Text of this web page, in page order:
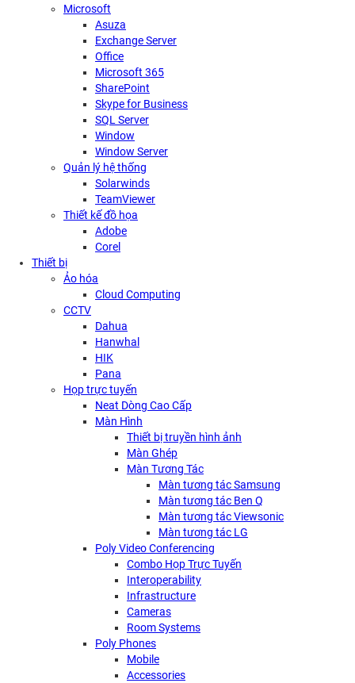
Microsoft
Asuza
Exchange Server
Office
Microsoft 365
SharePoint
Skype for Business
SQL Server
Window
Window Server
Quản lý hệ thống
Solarwinds
TeamViewer
Thiết kế đồ họa
Adobe
Corel
Thiết bị
Ảo hóa
Cloud Computing
CCTV
Dahua
Hanwhal
HIK
Pana
Họp trực tuyến
Neat Dòng Cao Cấp
Màn Hình
Thiết bị truyền hình ảnh
Màn Ghép
Màn Tương Tác
Màn tương tác Samsung
Màn tương tác Ben Q
Màn tương tác Viewsonic
Màn tương tác LG
Poly Video Conferencing
Combo Họp Trực Tuyến
Interoperability
Infrastructure
Cameras
Room Systems
Poly Phones
Mobile
Accessories